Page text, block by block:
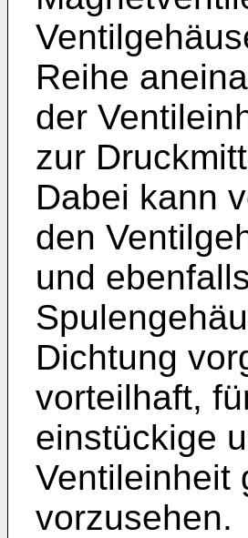
Reihe
der
zur
Dabei kann
den
und
Dichtung
vorteilhaft,
einstückige
Ventileinheit
vorzusehen.